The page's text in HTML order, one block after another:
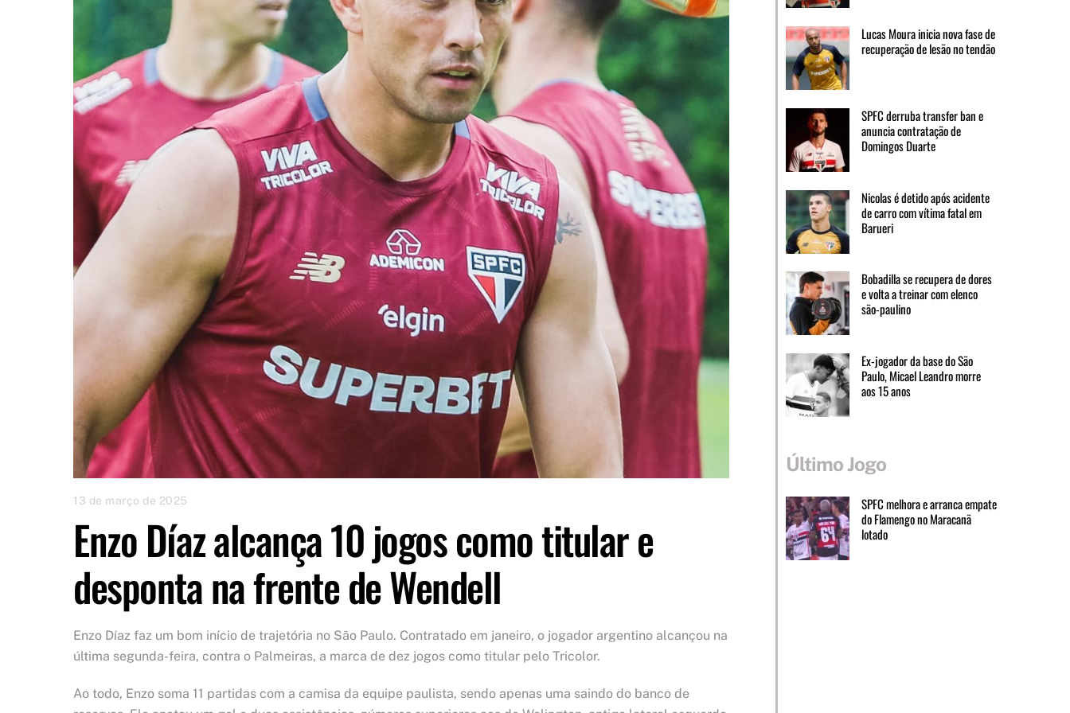
13 de março de 2025
Enzo Díaz alcança 10 jogos como titular e
desponta na frente de Wendell
Enzo Díaz faz um bom início de trajetória no São Paulo. Contratado em janeiro, o jogador argentino alcançou na
última segunda-feira, contra o Palmeiras, a marca de dez jogos como titular pelo Tricolor.
Ao todo, Enzo soma 11 partidas com a camisa da equipe paulista, sendo apenas uma saindo do banco de
Lucas Moura inicia nova fase de
recuperação de lesão no tendão
SPFC derruba transfer ban e
anuncia contratação de
Domingos Duarte
Nicolas é detido após acidente
de carro com vítima fatal em
Barueri
Bobadilla se recupera de dores
e volta a treinar com elenco
são-paulino
Ex-jogador da base do São
Paulo, Micael Leandro morre
aos 15 anos
Último Jogo
SPFC melhora e arranca empate
do Flamengo no Maracanã
lotado